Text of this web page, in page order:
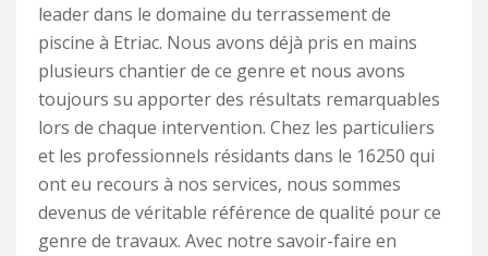
leader dans le domaine du terrassement de
piscine à Etriac. Nous avons déjà pris en mains
plusieurs chantier de ce genre et nous avons
toujours su apporter des résultats remarquables
lors de chaque intervention. Chez les particuliers
et les professionnels résidants dans le 16250 qui
ont eu recours à nos services, nous sommes
devenus de véritable référence de qualité pour ce
genre de travaux. Avec notre savoir-faire en